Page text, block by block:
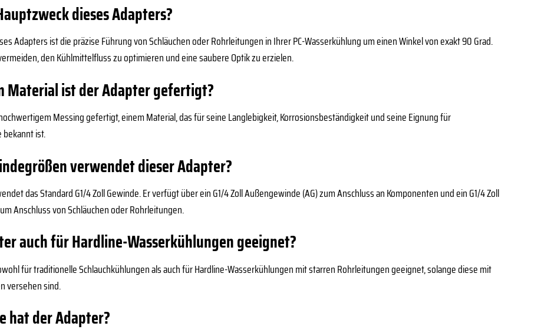
dieses Adapters?
Adapters ist die präzise Führung von Schläuchen oder Rohrleitungen in Ihrer PC-Wasserkühlung um einen Winkel von exakt 90 Grad.
den Kühlmittelfluss zu optimieren und eine saubere Optik zu erzielen.
Material ist der Adapter gefertigt?
Messing gefertigt, einem Material, das für seine Langlebigkeit, Korrosionsbeständigkeit und seine Eignung für
ist.
verwendet dieser Adapter?
das Standard G1/4 Zoll Gewinde. Er verfügt über ein G1/4 Zoll Außengewinde (AG) zum Anschluss an Komponenten und ein G1/4 Zoll
Anschluss von Schläuchen oder Rohrleitungen.
auch für Hardline-Wasserkühlungen geeignet?
für traditionelle Schlauchkühlungen als auch für Hardline-Wasserkühlungen mit starren Rohrleitungen geeignet, solange diese mit
versehen sind.
hat der Adapter?